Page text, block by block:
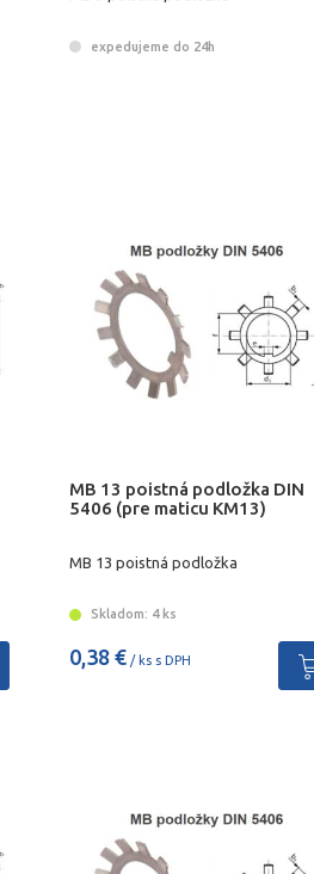
expedujeme do 24h
MB 13 poistná podložka DIN
5406 (pre maticu KM13)
MB 13 poistná podložka
Skladom: 4 ks
0,38 €/ ks s DPH